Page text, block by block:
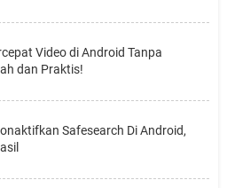
Video di Android Tanpa
dan Praktis!
Safesearch Di Android,